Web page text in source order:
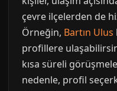
çevre ilçelerden de
Örneğin, Bartın Ulus
profillere
kısa süreli
nedenle, profil